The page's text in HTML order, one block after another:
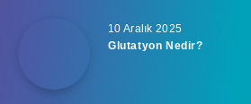
10 Aralık 2025
Glutatyon Nedir?